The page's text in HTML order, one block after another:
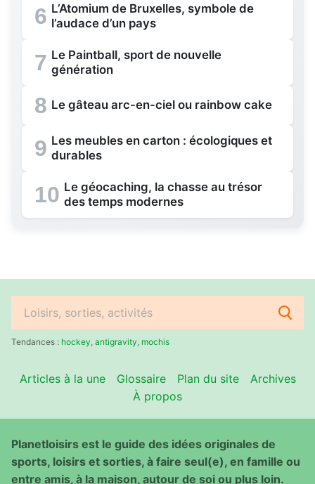
6 L’Atomium de Bruxelles, symbole de
l’audace d’un pays
7 Le Paintball, sport de nouvelle
génération
8 Le gâteau arc-en-ciel ou rainbow cake
9 Les meubles en carton : écologiques et
durables
10 Le géocaching, la chasse au trésor
des temps modernes
Rechercher
:Tendances : hockey antigravity mochis
Articles à la une Glossaire Plan du site
Archives
À propos
Planetloisirs est le guide des idées originales de
sports, loisirs et sorties, à faire seul(e), en famille ou
entre amis, à la maison, autour de soi ou plus loin.